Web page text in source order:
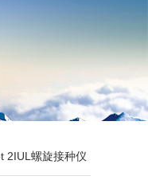
2IUL螺旋接种仪